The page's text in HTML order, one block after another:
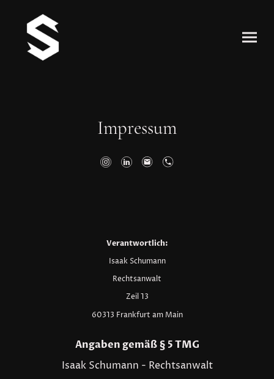
Impressum
Verantwortlich:
Isaak Schumann
Rechtsanwalt
Zeil 13
60313 Frankfurt am Main
Angaben gemäß § 5 TMG
Isaak Schumann - Rechtsanwalt